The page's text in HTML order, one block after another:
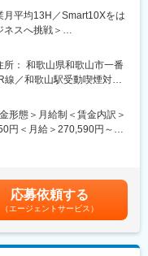
と、組織をサイバーセル
、スタッフ一人ひとりが自
、全員が経営に参加する
しています！未経験で入
。
用することができ、最大
別途支給されます。
す。
月平均13H／Smart10Xをは
スへ挑戦＞
通信教育／e-ラーニング等
で未経験でも安心して就
13時間、ワークライフバ
務も導入しており、ライ
： 和歌山県和歌山市一番
線／和歌山駅受動喫煙対
形態＞月給制＜賃金内訳＞
円＜月給＞270,590円～
でも目安の金額であり、
。月給(月額)は固定手当を
応募依頼する
（エージェントサービス）